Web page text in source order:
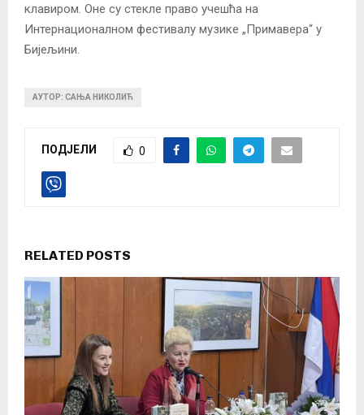
клавиром. Оне су стекле право учешћа на
Интернационалном фестивалу музике „Примавера“ у
Бијељини.
АУТОР: САЊА НИКОЛИЋ
ПОДЈЕЛИ 0
RELATED POSTS